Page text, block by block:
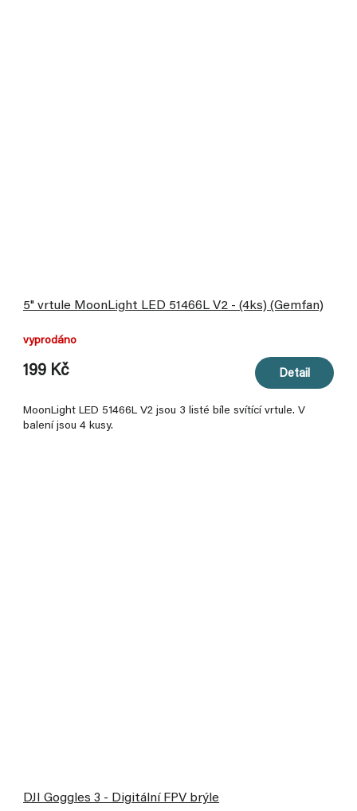
5" vrtule MoonLight LED 51466L V2 - (4ks) (Gemfan)
vyprodáno
199 Kč Detail
MoonLight LED 51466L V2 jsou 3 listé bíle svítící vrtule. V
balení jsou 4 kusy.
DJI Goggles 3 - Digitální FPV brýle